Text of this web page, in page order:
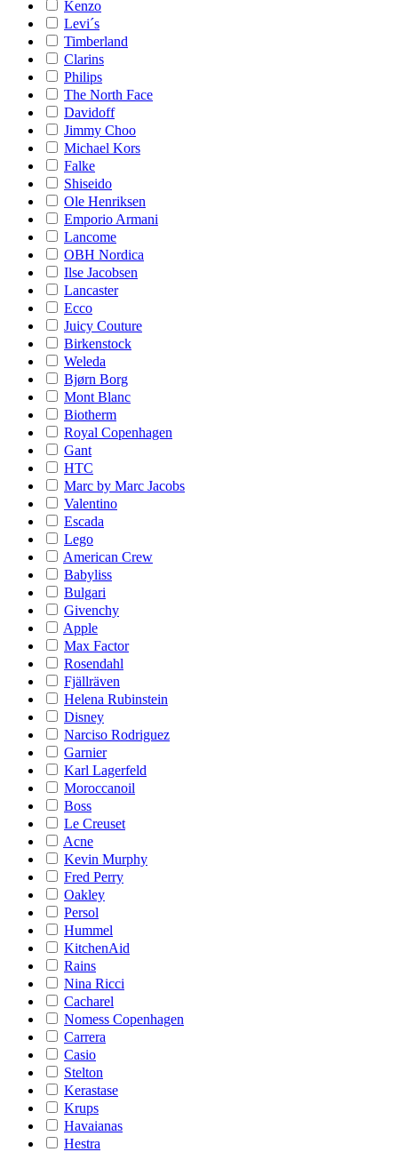
Kenzo
Levi´s
Timberland
Clarins
Philips
The North Face
Davidoff
Jimmy Choo
Michael Kors
Falke
Shiseido
Ole Henriksen
Emporio Armani
Lancome
OBH Nordica
Ilse Jacobsen
Lancaster
Ecco
Juicy Couture
Birkenstock
Weleda
Bjørn Borg
Mont Blanc
Biotherm
Royal Copenhagen
Gant
HTC
Marc by Marc Jacobs
Valentino
Escada
Lego
American Crew
Babyliss
Bulgari
Givenchy
Apple
Max Factor
Rosendahl
Fjällräven
Helena Rubinstein
Disney
Narciso Rodriguez
Garnier
Karl Lagerfeld
Moroccanoil
Boss
Le Creuset
Acne
Kevin Murphy
Fred Perry
Oakley
Persol
Hummel
KitchenAid
Rains
Nina Ricci
Cacharel
Nomess Copenhagen
Carrera
Casio
Stelton
Kerastase
Krups
Havaianas
Hestra